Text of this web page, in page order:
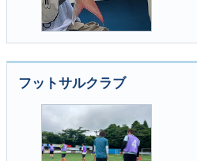
フットサルクラブ